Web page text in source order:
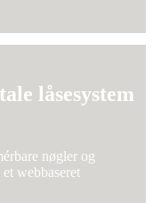
låsesystem
nøgler og
webbaseret